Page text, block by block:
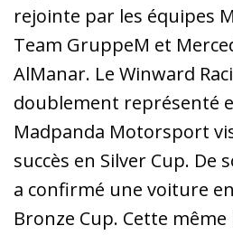
rejointe par les équipes
Team GruppeM et
AlManar. Le Winward
doublement représenté
Madpanda Motorsport
succès en Silver Cup. De
a confirmé une voiture
Bronze Cup. Cette